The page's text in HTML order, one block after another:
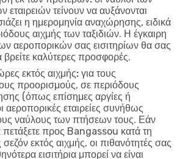
εταιρειών τείνουν να αυξάνονται
η ημερομηνία αναχώρησης, ειδικά
αιχμής των ταξιδιών. Η έγκαιρη
αεροπορικών σας εισιτηρίων θα σας
βρείτε καλύτερες προσφορές.
εκτός αιχμής: για τους
προορισμούς, σε περιόδους
(όπως επίσημες αργίες ή
αεροπορικές εταιρείες συνήθως
ναύλους των πτήσεων τους. Εάν
πετάξετε προς Bangassou κατά τη
σεζόν εκτός αιχμής, οι πιθανότητές σας
εισιτήρια μπορεί να είναι